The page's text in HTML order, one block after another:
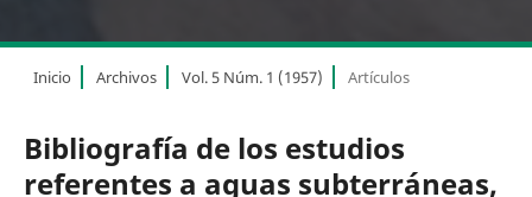
Inicio Archivos Vol. 5 Núm. 1 (1957) Artículos
Bibliografía de los estudios
referentes a aguas subterráneas,